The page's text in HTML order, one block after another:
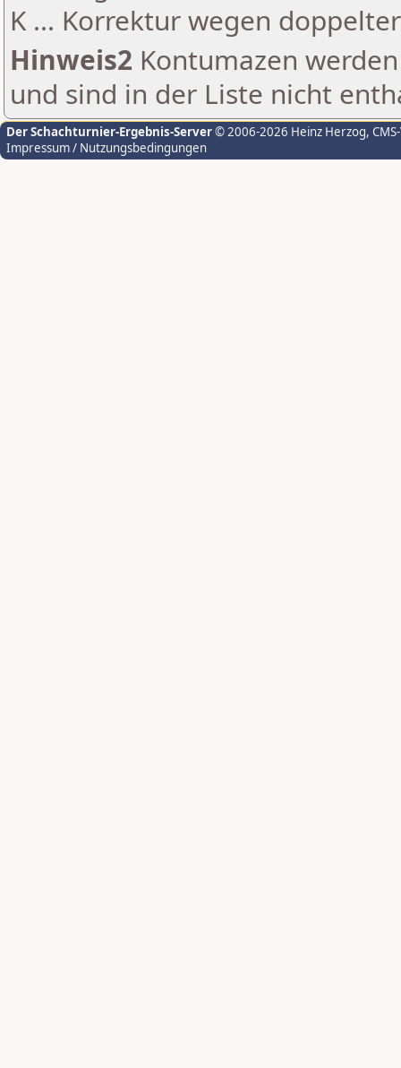
K ... Korrektur wegen
Hinweis2 Kontumazen
und sind in der Liste nicht
Der Schachturnier-Ergebnis-Server© 2006-2026 Heinz Herzog,
Impressum / Nutzungsbedingungen